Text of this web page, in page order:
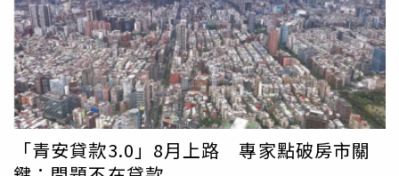
提出修法版本時，不要直接沿用國民黨團已完成的內容，認
為行政部門擁有完整行政資源，修法進度卻落後在野黨，難
以向社會交代。國民黨立委羅智強則在記者會中點名多名民
進黨及政府人士，批評其近期針對食安事件的相關發言及應
對方式，認為未能有效回應社會關切。國民黨立委游顥表
示，食品安全應採取零容忍態度，政府至今仍未向社會清楚
說明一級致癌物苯駢芘的來源與形成原因，呼籲相關單位儘
速完成調查並公開結果，讓民眾了解事件真相，重建社會對
「青安貸款3.0」8月上路 專家點破房市關